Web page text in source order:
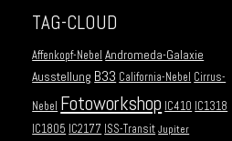
TAG-CLOUD
Affenkopf-Nebel Andromeda-Galaxie
Ausstellung B33 California-Nebel Cirrus-
Nebel Fotoworkshop IC410 IC1318
IC1805 IC2177 ISS-Transit Jupiter